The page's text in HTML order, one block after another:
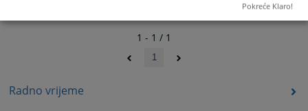
Radno vrijeme
1 - 1 / 1
1
Pokreće Klaro!